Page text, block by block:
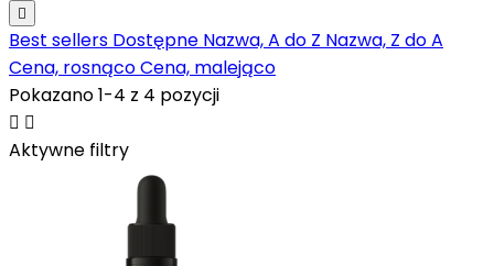

Best sellers Dostępne Nazwa, A do Z Nazwa, Z do A
Cena, rosnącoCena, malejąco
Pokazano 1-4 z 4 pozycji
 
Aktywne filtry